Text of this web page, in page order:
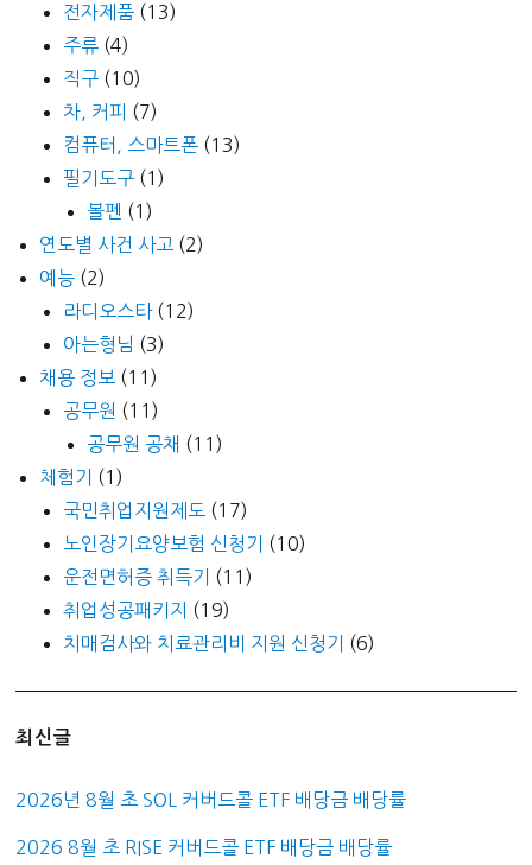
전자제품 (13)
주류 (4)
직구 (10)
차, 커피 (7)
컴퓨터, 스마트폰 (13)
필기도구 (1)
볼펜 (1)
연도별 사건 사고 (2)
예능 (2)
라디오스타(12)
아는형님 (3)
채용 정보 (11)
공무원 (11)
공무원 공채 (11)
체험기
(1)
국민취업지원제도 (17)
노인장기요양보험 신청기
(10)
운전면허증 취득기
(11)
취업성공패키지
(19)
치매검사와 치료관리비 지원 신청기
(6)
최신글
2026년 8월 초 SOL 커버드콜 ETF 배당금 배당률
2026 8월 초 RISE 커버드콜 ETF 배당금 배당률